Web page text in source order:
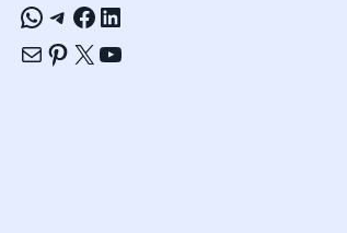
WhatsApp
Telegram
Facebook
LinkedIn
E-mailPinterest
X YouTube